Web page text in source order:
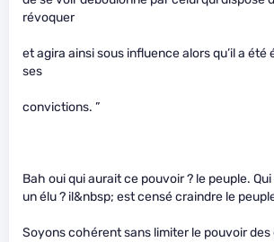
révoquer
et agira ainsi sous influence alors qu’il a été
ses
convictions. ”
Bah oui qui aurait ce pouvoir ? le peuple.
un élu ? il&nbsp; est censé craindre le
Soyons cohérent sans limiter le pouvoir des